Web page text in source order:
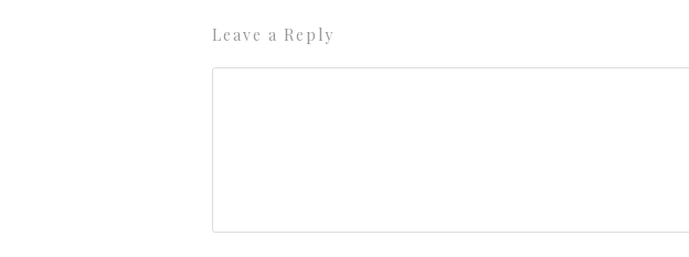
Leave a Reply